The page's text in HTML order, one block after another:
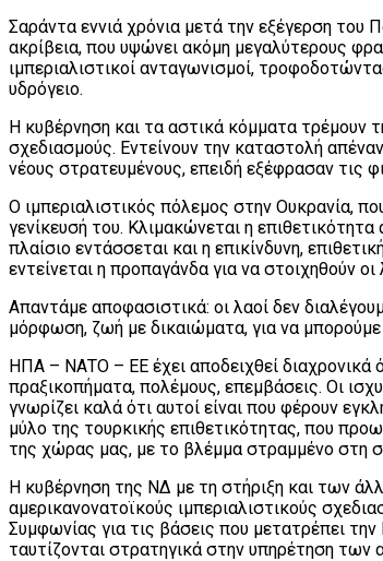
Σαράντα εννιά χρόνια μετά την εξέγερση του
ακρίβεια, που υψώνει ακόμη μεγαλύτερους
ιμπεριαλιστικοί ανταγωνισμοί,
υδρόγειο.
Η κυβέρνηση και τα αστικά κόμματα τρέμουν
σχεδιασμούς. Εντείνουν την καταστολή
νέους στρατευμένους, επειδή εξέφρασαν τις
Ο ιμπεριαλιστικός πόλεμος στην Ουκρανία,
γενίκευσή του. Κλιμακώνεται η
πλαίσιο εντάσσεται και η επικίνδυνη,
εντείνεται η προπαγάνδα για να στοιχηθούν
Απαντάμε αποφασιστικά: οι λαοί δεν
μόρφωση, ζωή με δικαιώματα, για να
ΗΠΑ – ΝΑΤΟ – ΕΕ έχει αποδειχθεί διαχρονικά
πραξικοπήματα, πολέμους, επεμβάσεις. Οι
γνωρίζει καλά ότι αυτοί είναι που φέρουν
μύλο της τουρκικής επιθετικότητας, που
της χώρας μας, με το βλέμμα στραμμένο στη
Η κυβέρνηση της ΝΔ με τη στήριξη και των
αμερικανονατοϊκούς ιμπεριαλιστικούς
Συμφωνίας για τις βάσεις που μετατρέπει
ταυτίζονται στρατηγικά στην υπηρέτηση